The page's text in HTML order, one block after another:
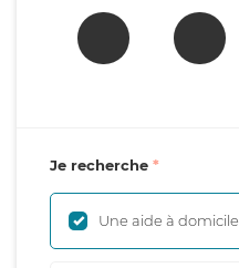
Je recherche
Une aide à domicile